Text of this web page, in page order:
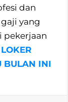
dan
yang
pekerjaan
LOKER
BULAN INI